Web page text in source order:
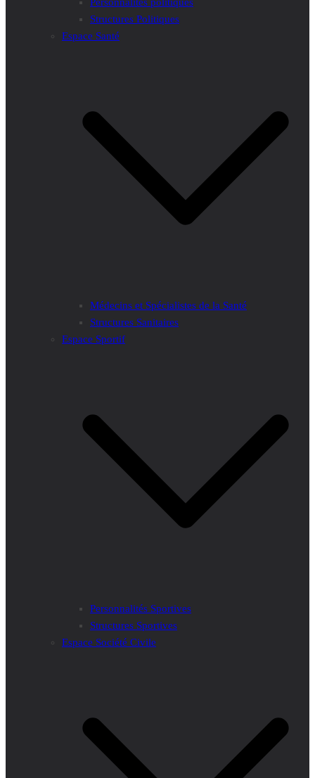
Structures Politiques
Espace Santé
Médecins et Spécialistes de la Santé
Structures Sanitaires
Espace Sportif
Personnalités Sportives
Structures Sportives
Espace Société Civile